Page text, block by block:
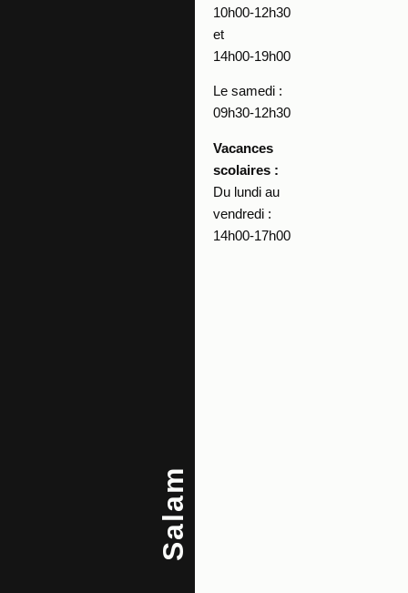
10h00-12h30
et
14h00-19h00
Le samedi :
09h30-12h30
Vacances
scolaires :
Du lundi au
vendredi :
14h00-17h00
Salam